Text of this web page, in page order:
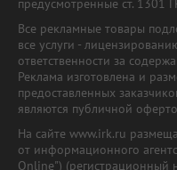
Все рекламные товары
все услуги -
ответственности за
Реклама изготовлена и
предоставленных
являются публичной
На сайте www.irk.ru
от информационного
Online")